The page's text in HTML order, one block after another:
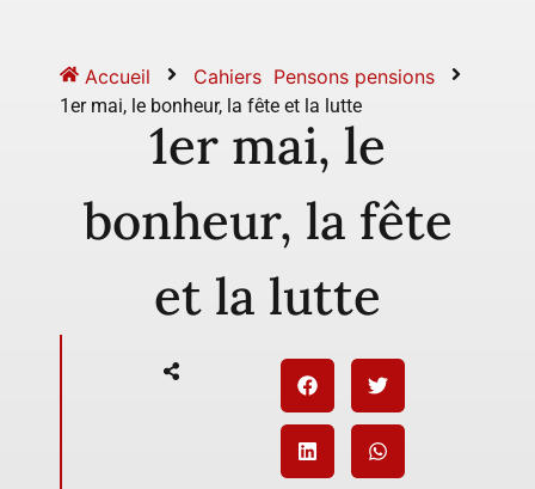
Accueil Cahiers Pensons pensions
1er mai, le bonheur, la fête et la lutte
1er mai, le
bonheur, la fête
et la lutte